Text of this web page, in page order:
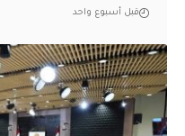
قبل أسبوع واحد